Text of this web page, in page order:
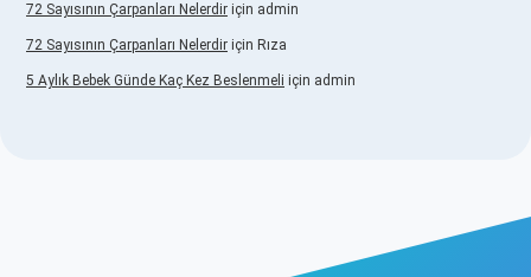
72 Sayısının Çarpanları Nelerdir için admin
72 Sayısının Çarpanları Nelerdir için Rıza
5 Aylık Bebek Günde Kaç Kez Beslenmeli için admin